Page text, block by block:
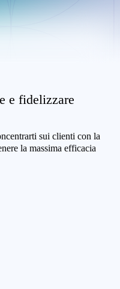
e fidelizzare
sui clienti con la
la massima efficacia